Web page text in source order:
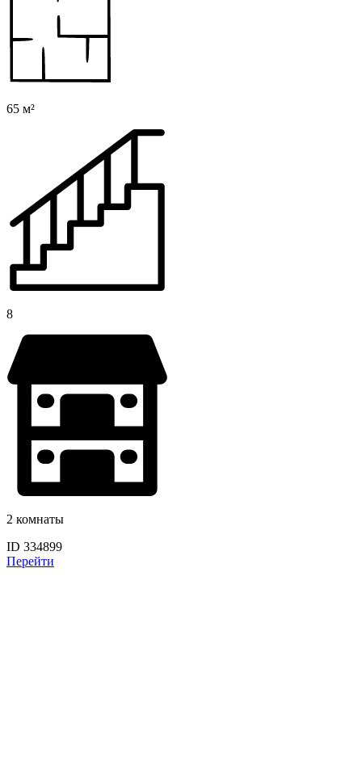
65 м²
8
2 комнаты
ID 334899
Перейти